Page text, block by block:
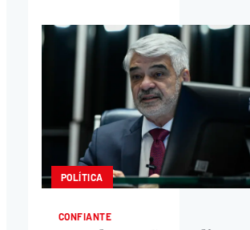
POLÍTICA
CONFIANTE